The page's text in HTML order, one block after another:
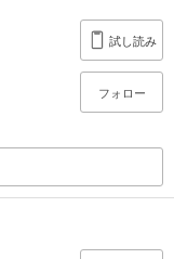
試し読み
フォロー